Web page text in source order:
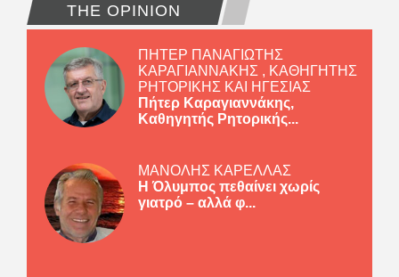
THE OPINION
ΠΗΤΕΡ ΠΑΝΑΓΙΩΤΗΣ
ΚΑΡΑΓΙΑΝΝΑΚΗΣ , ΚΑΘΗΓΗΤΗΣ
ΡΗΤΟΡΙΚΗΣ ΚΑΙ ΗΓΕΣΙΑΣ
Πήτερ Καραγιαννάκης,
Καθηγητής Ρητορικής...
ΜΑΝΟΛΗΣ ΚΑΡΕΛΛΑΣ
Η Όλυμπος πεθαίνει χωρίς
γιατρό – αλλά φ...